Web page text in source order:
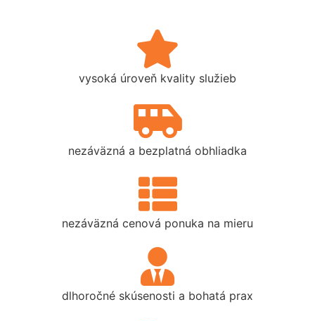
vysoká úroveň kvality služieb
nezáväzná a bezplatná obhliadka
nezáväzná cenová ponuka na mieru
dlhoročné skúsenosti a bohatá prax